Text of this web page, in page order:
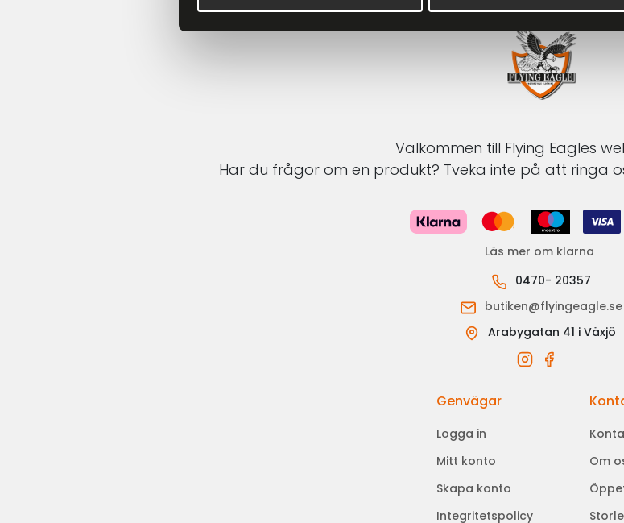
Välkommen till Flying Eagles
Har du frågor om en produkt? Tveka inte på att ringa
Läs mer om klarna
0470- 20357
butiken@flyingeagle.se
Arabygatan 41 i Växjö
Genvägar
Logga in
Mitt konto
Skapa konto
Integritetspolicy
Om